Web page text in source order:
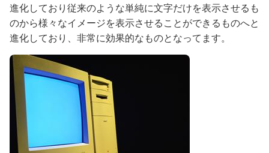
進化しており従来のような単純に文字だけを表示させるも
のから様々なイメージを表示させることができるものへと
進化しており、非常に効果的なものとなってます。